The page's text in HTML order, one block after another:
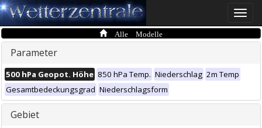
Toggle
Alle Modelle
Parameter
500 hPa Geopot. Höhe 850 hPa Temp. Niederschlag 2m Temp
Gesamtbedeckungsgrad Niederschlagsform
Gebiet